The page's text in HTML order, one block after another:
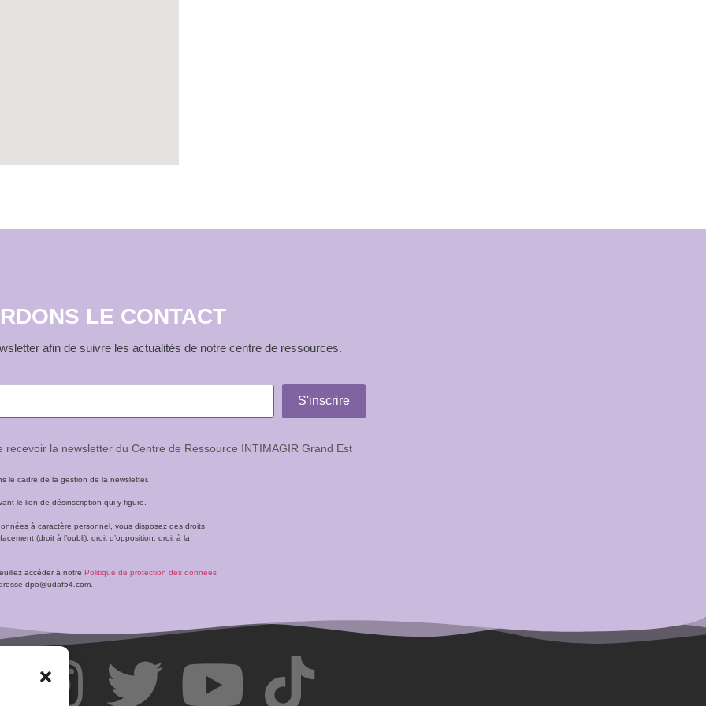
LE CONTACT
afin de suivre les actualités de notre centre de ressources.
recevoir la newsletter du Centre de Ressource INTIMAGIR Grand Est
le cadre de la gestion de la newsletter.
le lien de désinscription qui y figure.
à caractère personnel, vous disposez des droits
(droit à l’oubli), droit d’opposition, droit à la
accéder à notrePolitique de protection des données
dpo@udaf54.com.